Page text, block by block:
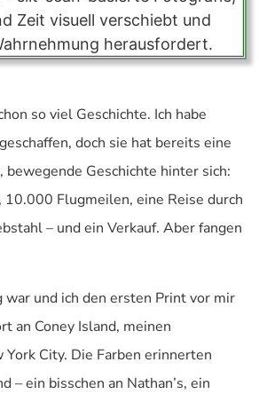
so viel Geschichte. Ich habe
doch sie hat bereits eine
bewegende Geschichte hinter sich:
10.000 Flugmeilen, eine Reise durch
– und ein Verkauf. Aber fangen
und ich den ersten Print vor mir
an Coney Island, meinen
City. Die Farben erinnerten
– ein bisschen an Nathan’s, ein